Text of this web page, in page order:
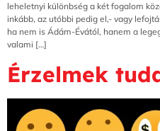
leheletnyi különbség a két fogalom
inkább, az utóbbi pedig el,- vagy
ha nem is Ádám-Évától, hanem a
valami […]
Érzelmek